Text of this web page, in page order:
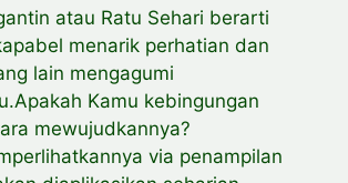
atau Ratu Sehari berarti
menarik perhatian dan
lain mengagumi
Kamu kebingungan
mewujudkannya?
via penampilan